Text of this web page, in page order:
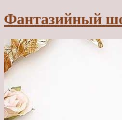
Фантазийный